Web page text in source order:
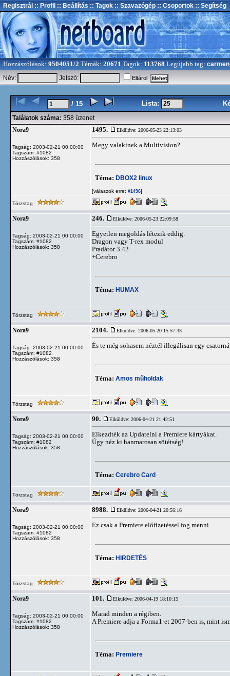
Regisztrál :: Profil :: Beállítás :: Tagok :: Szavazógép :: Csoportok :: Segítség
Hozzászólások: 9504051/2 Témák: 20671 Tagok: 113768 Legújabb tag:
Név:
Jelszó: Eltárol
/ 15 Lista:
Találatok száma: 358 üzenet
Nora9
Tagság: 2003-02-21 00:00:00
Tagszám: #1082
Hozzászólások: 358
1495. Elküldve: 2006-05-23 22:13:03
Megy valakinek a Multivision?
Téma: DBOX2 linux
[válaszok erre: #1496]
Törzstag
Nora9
Tagság: 2003-02-21 00:00:00
Tagszám: #1082
Hozzászólások: 358
246. Elküldve: 2006-05-23 22:09:58
Egyetlen megoldás létezik eddig.
Dragon vagy T-rex modul
Pradátor 3.42
+Cerebro
Téma: HUMAX
Törzstag
Nora9
Tagság: 2003-02-21 00:00:00
Tagszám: #1082
Hozzászólások: 358
2104. Elküldve: 2006-05-20 15:57:33
És te még sohasem néztél illegálisan egy
Téma: Amos műholdak
Törzstag
Nora9
Tagság: 2003-02-21 00:00:00
Tagszám: #1082
Hozzászólások: 358
90. Elküldve: 2006-04-21 21:42:51
Elkezdték az Updatelni a Premiere kártyákat.
Úgy néz ki hanmarosan sötétség!
Téma: Cerebro Card
Törzstag
Nora9
Tagság: 2003-02-21 00:00:00
Tagszám: #1082
Hozzászólások: 358
8988. Elküldve: 2006-04-21 20:56:16
Ez csak a Premiere előfizetéssel fog menni.
Téma: HIRDETÉS
Törzstag
Nora9
Tagság: 2003-02-21 00:00:00
Tagszám: #1082
Hozzászólások: 358
101. Elküldve: 2006-04-19 18:10:15
Marad minden a régiben.
A Premiere adja a Forma1-et 2007-ben is, mint
Téma: Premiere